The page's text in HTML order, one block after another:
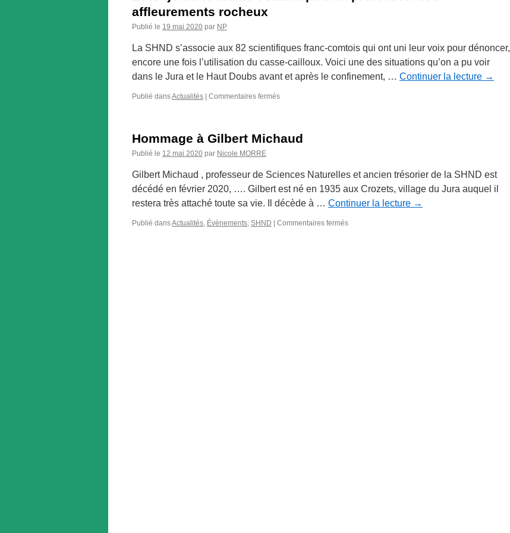
affleurements rocheux
Publié le 19 mai 2020 par NP
La SHND s’associe aux 82 scientifiques franc-comtois qui ont uni leur voix pour dénoncer,
encore une fois l’utilisation du casse-cailloux. Voici une des situations qu’on a pu voir
dans le Jura et le Haut Doubs avant et après le confinement, … Continuer la lecture →
Publié dansActualités Commentaires ferméssur
même
la
des
affleurements
Hommage à Gilbert Michaud
Publié le 12 mai 2020 par Nicole MORRE
Gilbert Michaud , professeur de Sciences Naturelles et ancien trésorier de la SHND est
décédé en février 2020, …. Gilbert est né en 1935 aux Crozets, village du Jura auquel il
restera très attaché toute sa vie. Il décède à … Continuer la lecture →
Publié dansActualités, Évènements, SHND Commentaires ferméssur